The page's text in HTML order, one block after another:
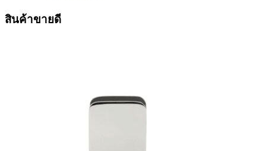
สินค้าขายดี